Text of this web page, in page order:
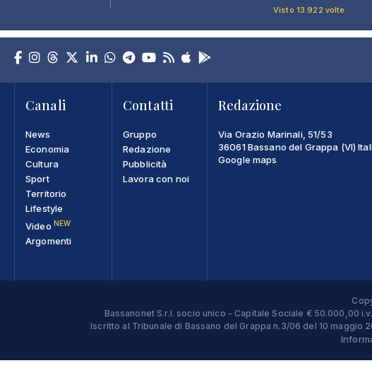
Visto 13.922 volte
Canali
News
Economia
Cultura
Sport
Territorio
Lifestyle
Video NEW
Argomenti
Contatti
Gruppo
Redazione
Pubblicità
Lavora con noi
Redazione
Via Orazio Marinali, 51/53
36061 Bassano del Grappa (VI)
Google maps
Bassanonet S.r.l. socio unico - Capitale Sociale € 50.000,00
Iscritto al Tribunale di Bassano del Grappa n.3/06 del 10